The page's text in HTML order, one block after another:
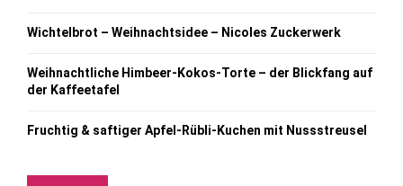
Wichtelbrot – Weihnachtsidee – Nicoles Zuckerwerk
Weihnachtliche Himbeer-Kokos-Torte – der Blickfang auf
der Kaffeetafel
Fruchtig & saftiger Apfel-Rübli-Kuchen mit Nussstreusel